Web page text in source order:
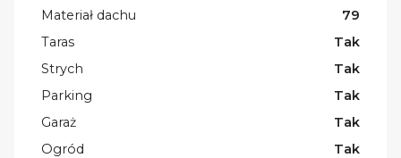
Materiał dachu
79
Taras
Tak
Strych
Tak
Parking
Tak
Garaż
Tak
Ogród
Tak